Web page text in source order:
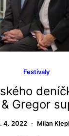
Festivaly
Gregor
4. 2022 Milan